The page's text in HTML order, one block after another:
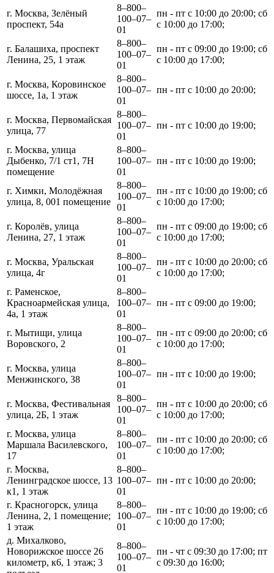
г. Москва, Зелёный
проспект, 54а
8‒800‒
100‒07‒
01
пн - пт с 10:00 до 20:00; сб
с 10:00 до 17:00;
г. Балашиха, проспект
Ленина, 25, 1 этаж
8‒800‒
100‒07‒
01
пн - пт с 09:00 до 19:00; сб
с 10:00 до 17:00;
г. Москва, Коровинское
шоссе, 1а, 1 этаж
8‒800‒
100‒07‒
01
пн - пт с 10:00 до 20:00;
г. Москва, Первомайская
улица, 77
8‒800‒
100‒07‒
01
пн - пт с 10:00 до 19:00;
г. Москва, улица
Дыбенко, 7/1 ст1, 7Н
помещение
8‒800‒
100‒07‒
01
пн - пт с 10:00 до 19:00;
г. Химки, Молодёжная
улица, 8, 001 помещение
8‒800‒
100‒07‒
01
пн - пт с 10:00 до 19:00; сб
с 10:00 до 17:00;
г. Королёв, улица
Ленина, 27, 1 этаж
8‒800‒
100‒07‒
01
пн - пт с 09:00 до 19:00; сб
с 10:00 до 17:00;
г. Москва, Уральская
улица, 4г
8‒800‒
100‒07‒
01
пн - пт с 10:00 до 20:00; сб
с 10:00 до 17:00;
г. Раменское,
Красноармейская улица,
4а, 1 этаж
8‒800‒
100‒07‒
01
пн - пт с 09:00 до 19:00;
г. Мытищи, улица
Воровского, 2
8‒800‒
100‒07‒
01
пн - пт с 09:00 до 20:00; сб
с 10:00 до 17:00;
г. Москва, улица
Менжинского, 38
8‒800‒
100‒07‒
01
пн - пт с 10:00 до 19:00;
г. Москва, Фестивальная
улица, 2Б, 1 этаж
8‒800‒
100‒07‒
01
пн - пт с 10:00 до 20:00; сб
с 10:00 до 17:00;
г. Москва, улица
Маршала Василевского,
17
8‒800‒
100‒07‒
01
пн - пт с 10:00 до 20:00; сб
с 10:00 до 17:00;
г. Москва,
Ленинградское шоссе, 13
к1, 1 этаж
8‒800‒
100‒07‒
01
пн - пт с 10:00 до 20:00;
г. Красногорск, улица
Ленина, 2, 1 помещение;
1 этаж
8‒800‒
100‒07‒
01
пн - пт с 10:00 до 19:00; сб
с 10:00 до 17:00;
д. Михалково,
Новорижское шоссе 26
километр, к6, 1 этаж; 3
8‒800‒
100‒07‒
01
пн - чт с 09:30 до 17:00; пт
с 09:30 до 16:00;